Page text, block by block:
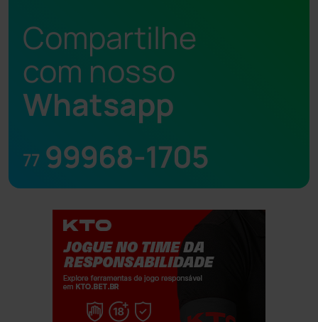
Compartilhe
com nosso
Whatsapp
77 99968-1705